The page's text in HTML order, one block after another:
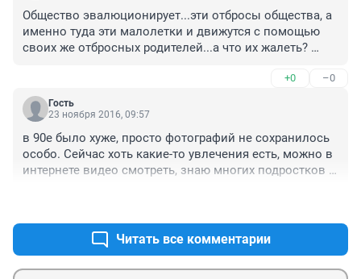
Общество эвалюционирует...эти отбросы общества, а
именно туда эти малолетки и движутся с помощью
своих же отбросных родителей...а что их жалеть?
подметать... забить на них.. это генетический мусор..
+0 –0
Гость
23 ноября 2016, 09:57
в 90е было хуже, просто фотографий не сохранилось
особо. Сейчас хоть какие-то увлечения есть, можно в
интернете видео смотреть, знаю многих подростков
Читать все комментарии